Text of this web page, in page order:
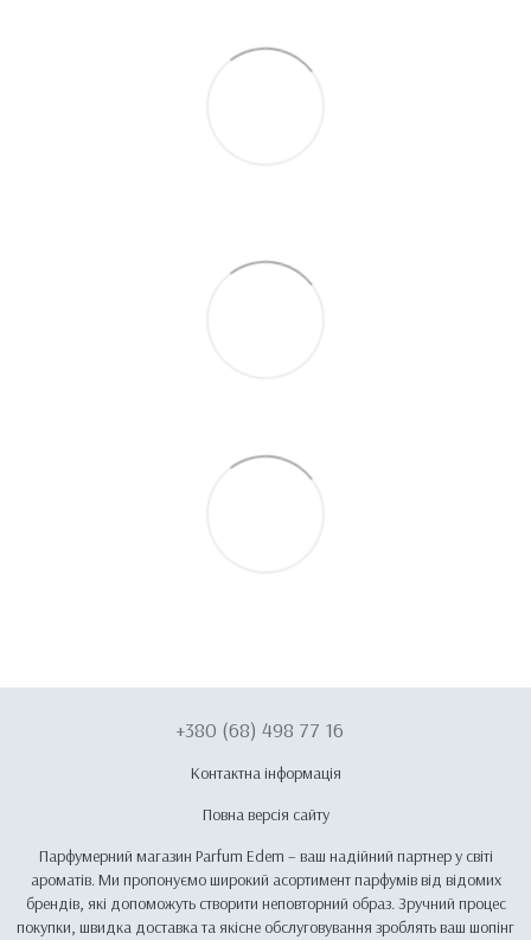
+380 (68) 498 77 16
Контактна інформація
Повна версія сайту
Парфумерний магазин Parfum Edem – ваш надійний партнер у світі
ароматів. Ми пропонуємо широкий асортимент парфумів від відомих
брендів, які допоможуть створити неповторний образ. Зручний процес
покупки, швидка доставка та якісне обслуговування зроблять ваш шопінг